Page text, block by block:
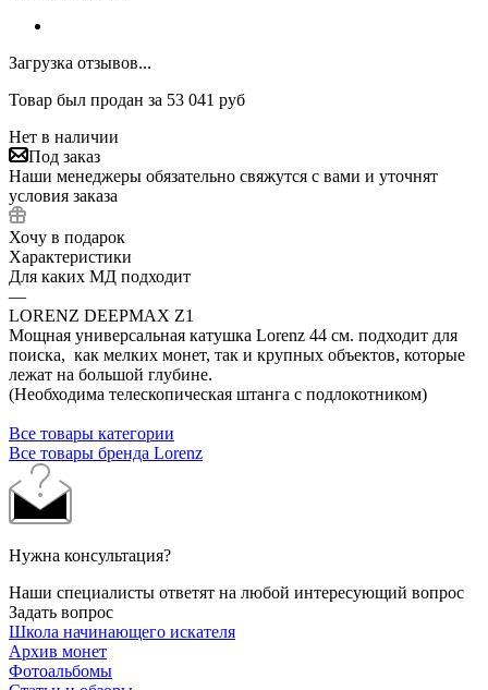
Загрузка отзывов...
Товар был продан за 53 041 руб
Нет в наличии
Под заказ
Наши менеджеры обязательно свяжутся с вами и уточнят
условия заказа
Хочу в подарок
Характеристики
Для каких МД подходит
—
LORENZ DEEPMAX Z1
Мощная универсальная катушка Lorenz 44 см. подходит для
поиска, как мелких монет, так и крупных объектов, которые
лежат на большой глубине.
(Необходима телескопическая штанга с подлокотником)
Все товары категории
Все товары бренда Lorenz
Нужна консультация?
Наши специалисты ответят на любой интересующий вопрос
Задать вопрос
Школа начинающего искателя
Архив монет
Фотоальбомы